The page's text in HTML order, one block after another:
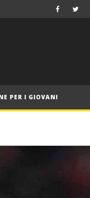
PER I GIOVANI